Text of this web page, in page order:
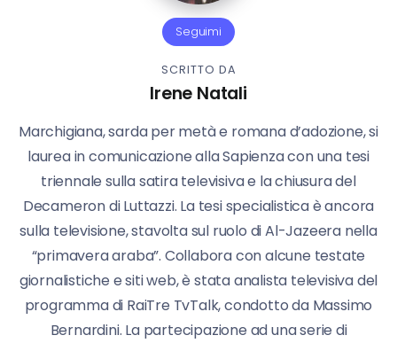
Seguimi
SCRITTO DA
Irene Natali
Marchigiana, sarda per metà e romana d’adozione, si
laurea in comunicazione alla Sapienza con una tesi
triennale sulla satira televisiva e la chiusura del
Decameron di Luttazzi. La tesi specialistica è ancora
sulla televisione, stavolta sul ruolo di Al-Jazeera nella
“primavera araba”. Collabora con alcune testate
giornalistiche e siti web, è stata analista televisiva del
programma di RaiTre TvTalk, condotto da Massimo
Bernardini. La partecipazione ad una serie di